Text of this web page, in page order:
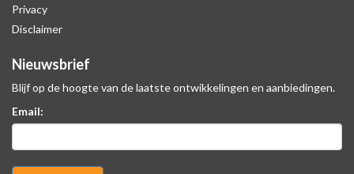
Privacy
Disclaimer
Nieuwsbrief
Blijf op de hoogte van de laatste ontwikkelingen en aanbiedingen.
Email: